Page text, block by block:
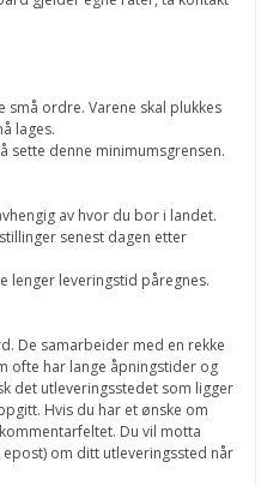
ordre. Varene skal plukkes
lages.
sette denne minimumsgrensen.
av hvor du bor i landet.
senest dagen etter
lenger leveringstid påregnes.
De samarbeider med en rekke
ofte har lange åpningstider og
det utleveringsstedet som ligger
Hvis du har et ønske om
Du vil motta
epost) om ditt utleveringssted når